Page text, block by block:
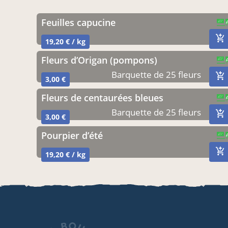
Feuilles capucine
19,20 € / kg
Fleurs d’Origan (pompons)
3,00 € Barquette de 25 fleurs
Fleurs de centaurées bleues
3,00 € Barquette de 25 fleurs
Pourpier d’été
19,20 € / kg